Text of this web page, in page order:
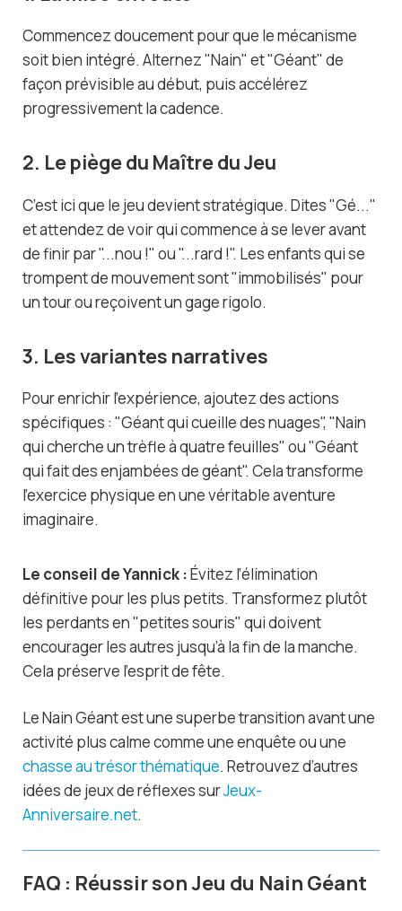
Commencez doucement pour que le mécanisme
soit bien intégré. Alternez "Nain" et "Géant" de
façon prévisible au début, puis accélérez
progressivement la cadence.
2. Le piège du Maître du Jeu
C’est ici que le jeu devient stratégique. Dites "Gé..."
et attendez de voir qui commence à se lever avant
de finir par "...nou !" ou "...rard !". Les enfants qui se
trompent de mouvement sont "immobilisés" pour
un tour ou reçoivent un gage rigolo.
3. Les variantes narratives
Pour enrichir l’expérience, ajoutez des actions
spécifiques : "Géant qui cueille des nuages", "Nain
qui cherche un trèfle à quatre feuilles" ou "Géant
qui fait des enjambées de géant". Cela transforme
l’exercice physique en une véritable aventure
imaginaire.
Le conseil de Yannick :Évitez l’élimination
définitive pour les plus petits. Transformez plutôt
les perdants en "petites souris" qui doivent
encourager les autres jusqu’à la fin de la manche.
Cela préserve l’esprit de fête.
Le Nain Géant est une superbe transition avant une
activité plus calme comme une enquête ou une
chasse au trésor thématique. Retrouvez d’autres
idées de jeux de réflexes surJeux-
Anniversaire.net.
FAQ : Réussir son Jeu du Nain Géant